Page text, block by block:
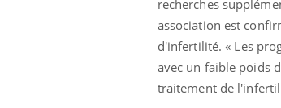
recherches
association est
d'infertilité. « Les
avec un faible poids
traitement de
Eczéma Chronique des Mains
expliquer ma maladieYoutube